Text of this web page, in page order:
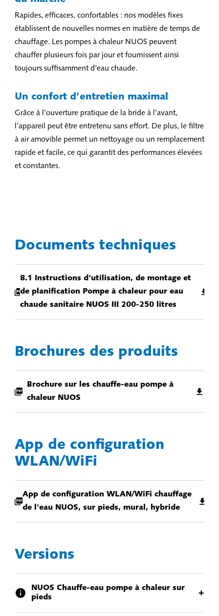
Rapides, efficaces, confortables : nos modèles fixes
établissent de nouvelles normes en matière de temps de
chauffage. Les pompes à chaleur NUOS peuvent
chauffer plusieurs fois par jour et fournissent ainsi
toujours suffisamment d’eau chaude.
Un confort d’entretien maximal
Grâce à l’ouverture pratique de la bride à l’avant,
l’appareil peut être entretenu sans effort. De plus, le filtre
à air amovible permet un nettoyage ou un remplacement
rapide et facile, ce qui garantit des performances élevées
et constantes.
Documents techniques
8.1 Instructions d'utilisation, de montage et
de planification Pompe à chaleur pour eau
chaude sanitaire NUOS III 200-250 litres
Brochures des produits
Brochure sur les chauffe-eau pompe à
chaleur NUOS
App de configuration
WLAN/WiFi
App de configuration WLAN/WiFi chauffage
de l'eau NUOS, sur pieds, mural, hybride
Versions
NUOS Chauffe-eau pompe à chaleur sur
pieds
+